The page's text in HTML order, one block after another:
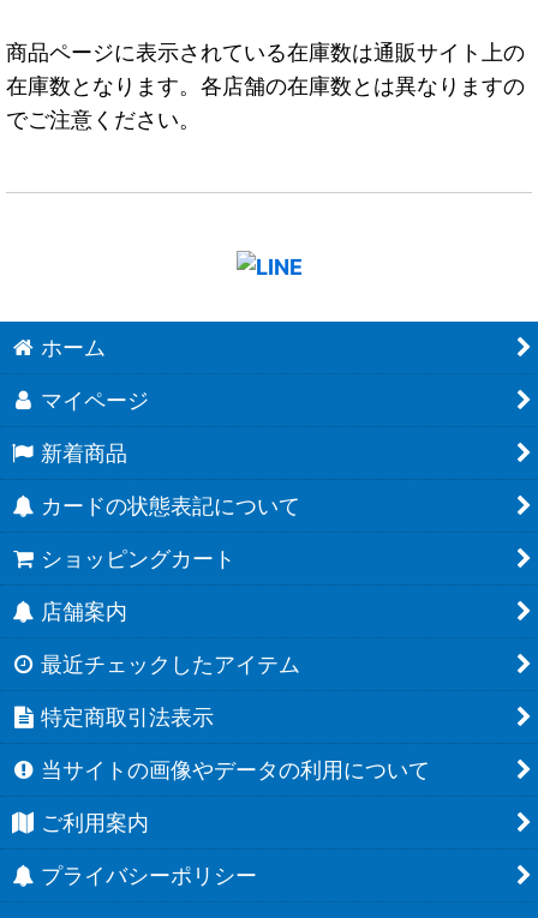
商品ページに表示されている在庫数は通販サイト上の
在庫数となります。各店舗の在庫数とは異なりますの
でご注意ください。
ホーム
マイページ
新着商品
カードの状態表記について
ショッピングカート
店舗案内
最近チェックしたアイテム
特定商取引法表示
当サイトの画像やデータの利用について
ご利用案内
プライバシーポリシー